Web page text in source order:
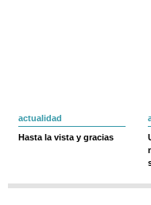
actualidad
Hasta la vista y gracias